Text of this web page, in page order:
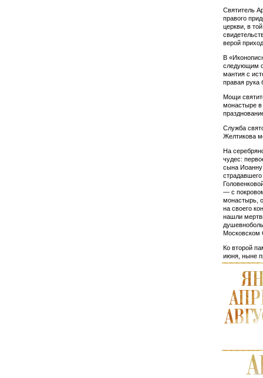
Святитель
пра­вого
церкви, в
верой
В
следующим
мантия с
правая рука
Мощи
монас­тыре в
Служба
Жел­тикова
На
чудес:
сына Иоанну
— с
монастырь,
на своего
нашли
Московском
Ко второй
июня, ныне